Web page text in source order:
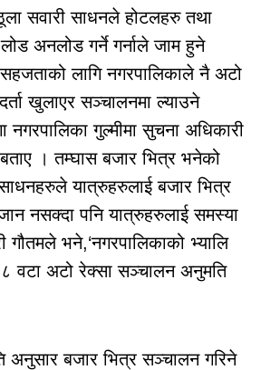
सवारी साधनले होटलहरु तथा
अनलोड गर्ने गर्नाले जाम हुने
लागि नगरपालिकाले नै अटो
खुलाएर सञ्चालनमा ल्याउने
गुल्मीमा सुचना अधिकारी
। तम्घास बजार भित्र भनेको
यात्रुहरुलाई बजार भित्र
नसक्दा पनि यात्रुहरुलाई समस्या
गौतमले भने,‘नगरपालिकाको भ्यालि
८ वटा अटो रेक्सा सञ्चालन अनुमति
अनुसार बजार भित्र सञ्चालन गरिने